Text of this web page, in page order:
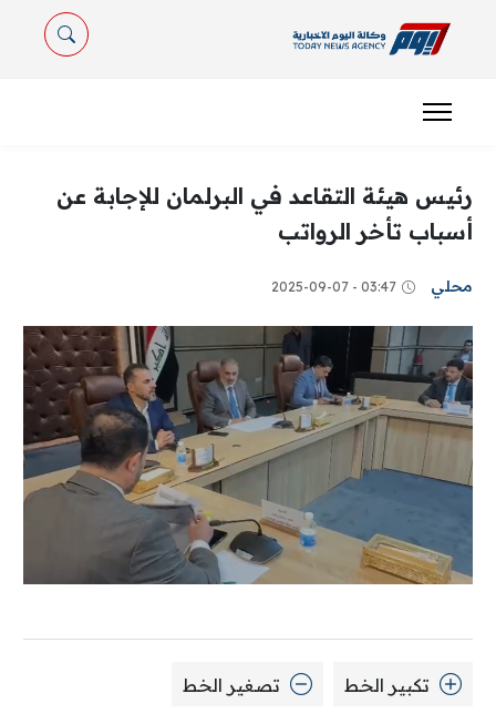
رئيس هيئة التقاعد في البرلمان للإجابة عن
أسباب تأخر الرواتب
محلي 03:47 - 2025-09-07
تكبير الخط تصغير الخط